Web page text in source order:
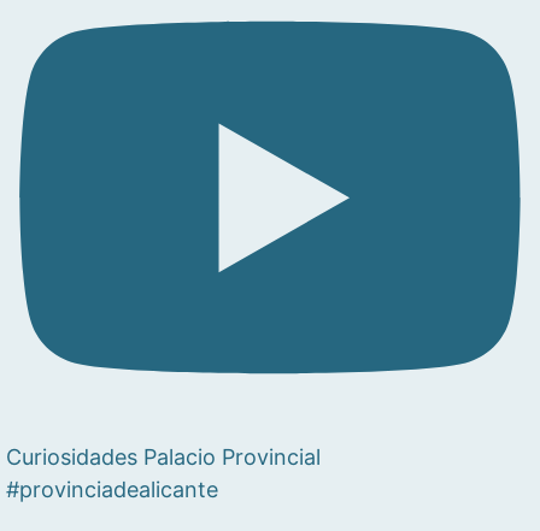
Curiosidades Palacio Provincial
#provinciadealicante